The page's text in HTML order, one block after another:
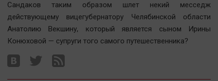
Сандаков таким образом шлет некий месседж
действующему вицегубернатору Челябинской области
Анатолию Векшину, который является сыном Ирины
Конюховой — супруги того самого путешественника?